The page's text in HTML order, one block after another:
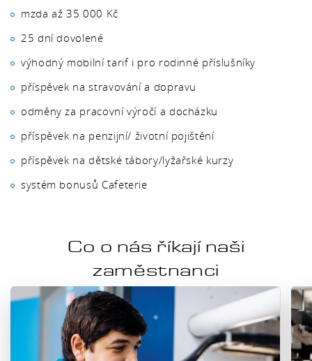
mzda až 35 000 Kč
25 dní dovolené
výhodný mobilní tarif i pro rodinné příslušníky
příspěvek na stravování a dopravu
odměny za pracovní výročí a docházku
příspěvek na penzijní/ životní pojištění
příspěvek na dětské tábory/lyžařské kurzy
systém bonusů Cafeterie
Co o nás říkají naši
zaměstnanci